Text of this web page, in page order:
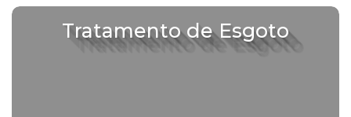
Tratamento de Esgoto